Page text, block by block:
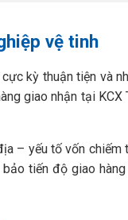
vệ tinh
kỳ thuận tiện và
giao nhận tại KCX
– yếu tố vốn
tiến độ giao